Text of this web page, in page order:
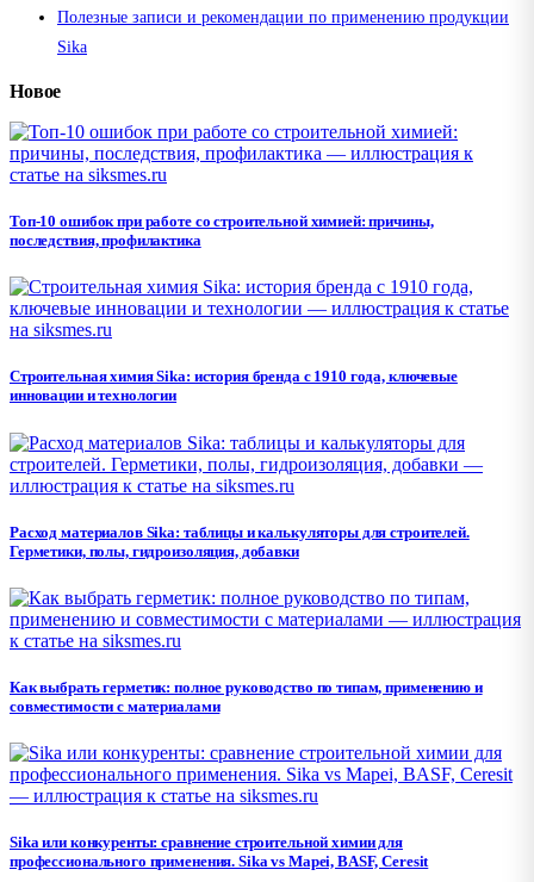
Полезные записи и рекомендации по применению продукции
Sika
Новое
Топ-10 ошибок при работе со строительной химией: причины,
последствия, профилактика
Строительная химия Sika: история бренда с 1910 года, ключевые
инновации и технологии
Расход материалов Sika: таблицы и калькуляторы для строителей.
Герметики, полы, гидроизоляция, добавки
Как выбрать герметик: полное руководство по типам, применению и
совместимости с материалами
Sika или конкуренты: сравнение строительной химии для
профессионального применения. Sika vs Mapei, BASF, Ceresit